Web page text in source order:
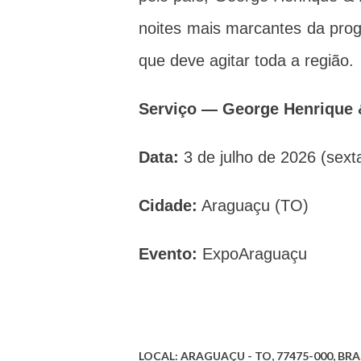
noites mais marcantes da
que deve agitar toda a região.
Serviço — George Henrique
Data: 3 de julho de 2026
Cidade: Araguaçu (TO)
Evento: ExpoAraguaçu
LOCAL: ARAGUAÇU - TO, 77475-000,